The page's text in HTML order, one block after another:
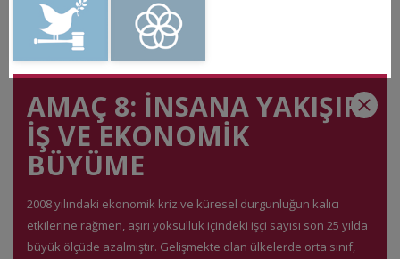
AMAÇ 8: İNSANA YAKIŞIR
İŞ VE EKONOMİK
BÜYÜME
2008 yılındaki ekonomik kriz ve küresel durgunluğun kalıcı
etkilerine rağmen, aşırı yoksulluk içindeki işçi sayısı son 25 yılda
büyük ölçüde azalmıştır. Gelişmekte olan ülkelerde orta sınıf,